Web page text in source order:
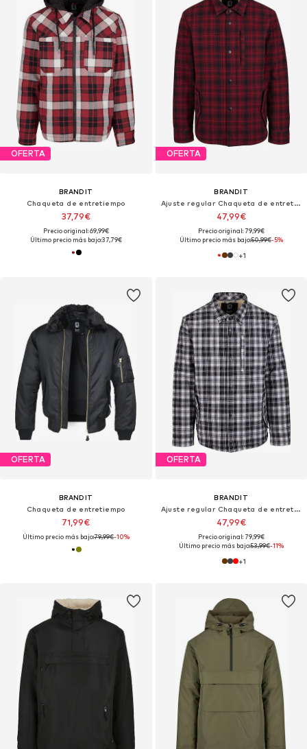
OFERTA
BRANDIT
Chaqueta de entretiempo
37,79€
Precio original: 69,99€
Último precio más bajo:37,79€
OFERTA
BRANDIT
Ajuste regular Chaqueta de entretiempo 'Classic'
47,99€
Precio original: 79,99€
Último precio más bajo:50,99€-5%
+1
OFERTA
BRANDIT
Chaqueta de entretiempo
71,99€
Último precio más bajo:79,99€-10%
OFERTA
BRANDIT
Ajuste regular Chaqueta de entretiempo 'Sherpa'
47,99€
Precio original: 79,99€
Último precio más bajo:53,99€-11%
+1